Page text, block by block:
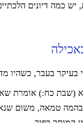
כמה דיונים
בעיקר בעבר, כשהיו
(שבת כח:) אומרת
בהמה טמאה, משום